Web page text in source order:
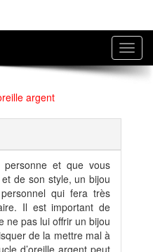
argent
personne et que vous
de son style, un bijou
qui fera très
Il est important de
ne pas lui offrir un bijou
de la mettre mal à